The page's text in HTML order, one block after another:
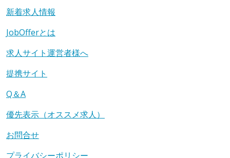
新着求人情報
JobOfferとは
求人サイト運営者様へ
提携サイト
Q＆A
優先表示（オススメ求人）
お問合せ
プライバシーポリシー